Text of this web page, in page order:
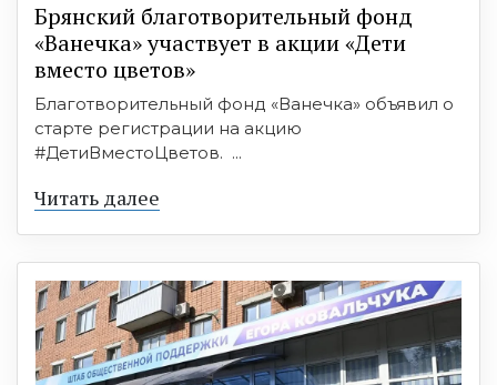
Брянский благотворительный фонд
«Ванечка» участвует в акции «Дети
вместо цветов»
Благотворительный фонд «Ванечка» объявил о
старте регистрации на акцию
#ДетиВместоЦветов. ...
Читать далее